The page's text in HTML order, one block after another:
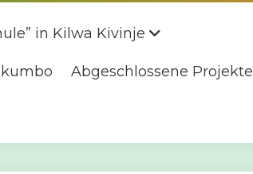
in Kilwa Kivinje
Abgeschlossene Projekte